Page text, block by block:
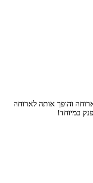
והופך אותה לארוחה
במיוחד!